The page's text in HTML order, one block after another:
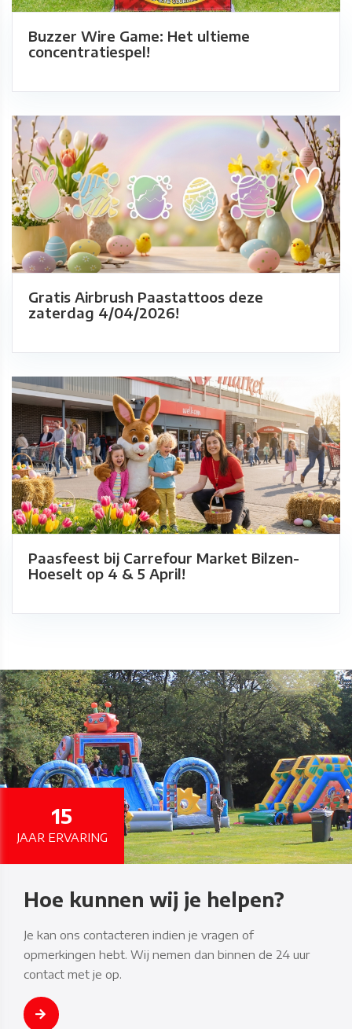
Buzzer Wire Game: Het ultieme
concentratiespel!
Gratis Airbrush Paastattoos deze
zaterdag 4/04/2026!
Paasfeest bij Carrefour Market Bilzen-
Hoeselt op 4 & 5 April!
Hoe kunnen wij je helpen?
Je kan ons contacteren indien je vragen of
opmerkingen hebt. Wij nemen dan binnen de 24 uur
contact met je op.
15
JAAR ERVARING